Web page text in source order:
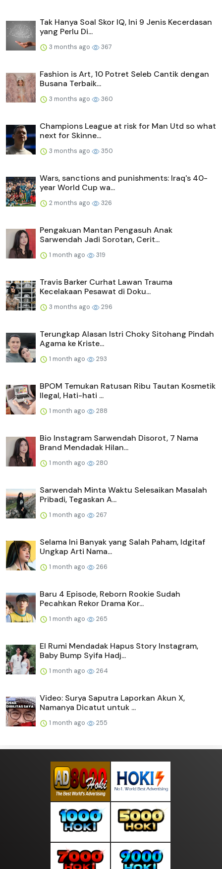
Tak Hanya Soal Skor IQ, Ini 9 Jenis Kecerdasan
yang Perlu Di...
3 months ago 367
Fashion is Art, 10 Potret Seleb Cantik dengan
Busana Terbaik...
3 months ago 360
Champions League at risk for Man Utd so what
next for Skinne...
3 months ago 350
Wars, sanctions and punishments: Iraq's 40-
year World Cup wa...
2 months ago 326
Pengakuan Mantan Pengasuh Anak
Sarwendah Jadi Sorotan, Cerit...
1 month ago 319
Travis Barker Curhat Lawan Trauma
Kecelakaan Pesawat di Doku...
3 months ago 296
Terungkap Alasan Istri Choky Sitohang Pindah
Agama ke Kriste...
1 month ago 293
BPOM Temukan Ratusan Ribu Tautan Kosmetik
Ilegal, Hati-hati ...
1 month ago 288
Bio Instagram Sarwendah Disorot, 7 Nama
Brand Mendadak Hilan...
1 month ago 280
Sarwendah Minta Waktu Selesaikan Masalah
Pribadi, Tegaskan A...
1 month ago 267
Selama Ini Banyak yang Salah Paham, Idgitaf
Ungkap Arti Nama...
1 month ago 266
Baru 4 Episode, Reborn Rookie Sudah
Pecahkan Rekor Drama Kor...
1 month ago 265
El Rumi Mendadak Hapus Story Instagram,
Baby Bump Syifa Hadj...
1 month ago 264
Video: Surya Saputra Laporkan Akun X,
Namanya Dicatut untuk ...
1 month ago 255